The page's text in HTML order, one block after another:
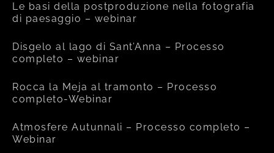
Le basi della postproduzione nella fotografia
di paesaggio – webinar
Disgelo al lago di Sant’Anna – Processo
completo – webinar
Rocca la Meja al tramonto – Processo
completo-Webinar
Atmosfere Autunnali – Processo completo –
Webinar